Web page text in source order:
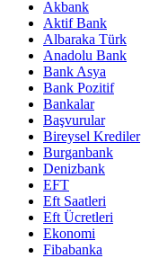
Akbank
Aktif Bank
Albaraka Türk
Anadolu Bank
Bank Asya
Bank Pozitif
Bankalar
Başvurular
Bireysel Krediler
Burganbank
Denizbank
EFT
Eft Saatleri
Eft Ücretleri
Ekonomi
Fibabanka